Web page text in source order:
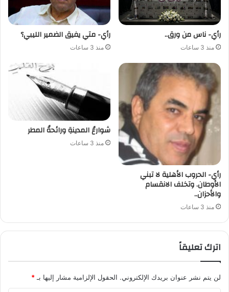
رأي- ناس من ورق..
منذ 3 ساعات
رأي- متي يفيق الضمير الليبي؟
منذ 3 ساعات
رأي- الحروب الأهلية لا تبني
الأوطان. وتخلف الانقسام
والأحزان..
منذ 3 ساعات
شوارعُ المدينةِ ورائحةُ المطر
منذ 3 ساعات
اترك تعليقاً
لن يتم نشر عنوان بريدك الإلكتروني. الحقول الإلزامية مشار إليها بـ*